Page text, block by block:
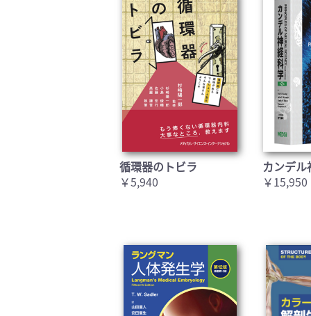
循環器のトビラ
￥5,940
カンデ
￥15,950